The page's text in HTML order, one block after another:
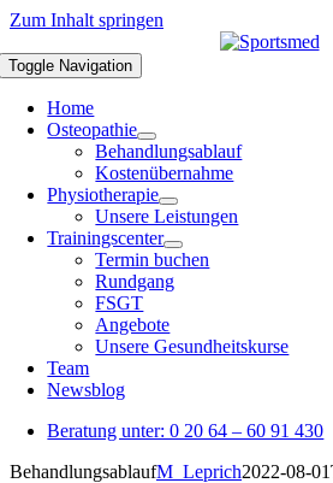
Zum Inhalt springen
Toggle Navigation
Home
Osteopathie
Behandlungsablauf
Kostenübernahme
Physiotherapie
Unsere Leistungen
Trainingscenter
Termin buchen
Rundgang
FSGT
Angebote
Unsere Gesundheitskurse
Team
Newsblog
Beratung unter: 0 20 64 – 60 91 430
BehandlungsablaufM_Leprich2022-08-